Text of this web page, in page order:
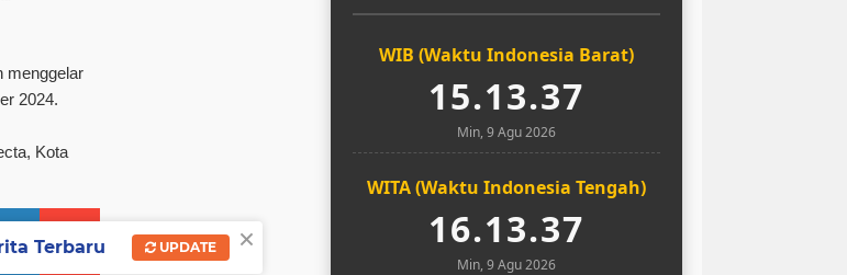
menggelar
2024.
Kota
WIB (Waktu Indonesia Barat)
15.13.38
Min, 9 Agu 2026
WITA (Waktu Indonesia Tengah)
16.13.38
Min, 9 Agu 2026
×
Terbaru UPDATE